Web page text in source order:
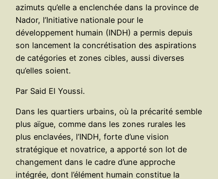
azimuts qu’elle a enclenchée dans la province de
Nador, l’Initiative nationale pour le
développement humain (INDH) a permis depuis
son lancement la concrétisation des aspirations
de catégories et zones cibles, aussi diverses
qu’elles soient.
Par Said El Youssi.
Dans les quartiers urbains, où la précarité semble
plus aïgue, comme dans les zones rurales les
plus enclavées, l’INDH, forte d’une vision
stratégique et novatrice, a apporté son lot de
changement dans le cadre d’une approche
intégrée, dont l’élément humain constitue la